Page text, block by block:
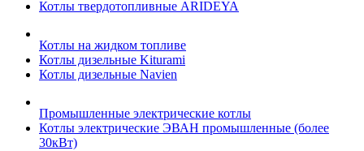
Котлы твердотопливные ARIDEYA
Котлы на жидком топливе
Котлы дизельные Kiturami
Котлы дизельные Navien
Промышленные электрические котлы
Котлы электрические ЭВАН промышленные (более
30кВт)